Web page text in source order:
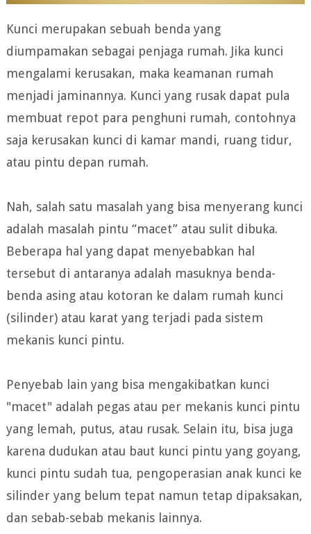
Kunci merupakan sebuah benda yang
diumpamakan sebagai penjaga rumah. Jika kunci
mengalami kerusakan, maka keamanan rumah
menjadi jaminannya. Kunci yang rusak dapat pula
membuat repot para penghuni rumah, contohnya
saja kerusakan kunci di kamar mandi, ruang tidur,
atau pintu depan rumah.
Nah, salah satu masalah yang bisa menyerang kunci
adalah masalah pintu “macet” atau sulit dibuka.
Beberapa hal yang dapat menyebabkan hal
tersebut di antaranya adalah masuknya benda-
benda asing atau kotoran ke dalam rumah kunci
(silinder) atau karat yang terjadi pada sistem
mekanis kunci pintu.
Penyebab lain yang bisa mengakibatkan kunci
"macet" adalah pegas atau per mekanis kunci pintu
yang lemah, putus, atau rusak. Selain itu, bisa juga
karena dudukan atau baut kunci pintu yang goyang,
kunci pintu sudah tua, pengoperasian anak kunci ke
silinder yang belum tepat namun tetap dipaksakan,
dan sebab-sebab mekanis lainnya.